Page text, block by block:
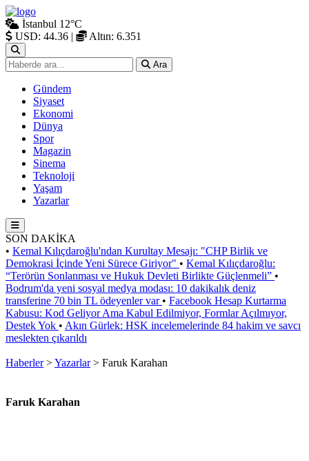
İstanbul 12°C
USD: 44.36 | Altın: 6.351
Ara
Gündem
Siyaset
Ekonomi
Dünya
Spor
Magazin
Sinema
Teknoloji
Yaşam
Yazarlar
SON DAKİKA
• Kemal Kılıçdaroğlu'ndan Kurultay Mesajı: "CHP Birlik ve
Demokrasi İçinde Yeni Sürece Giriyor" • Kemal Kılıçdaroğlu:
“Terörün Sonlanması ve Hukuk Devleti Birlikte Güçlenmeli” •
Bodrum'da yeni sosyal medya modası: 10 dakikalık deniz
transferine 70 bin TL ödeyenler var • Facebook Hesap Kurtarma
Kabusu: Kod Geliyor Ama Kabul Edilmiyor, Formlar Açılmıyor,
Destek Yok • Akın Gürlek: HSK incelemelerinde 84 hakim ve savcı
meslekten çıkarıldı
Haberler>Yazarlar> Faruk Karahan
Faruk Karahan